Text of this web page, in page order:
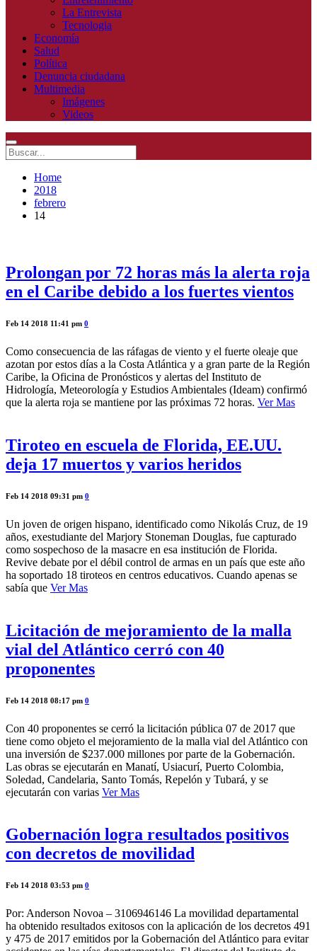
La Entrevista
Tecnologia
Economía
Salud
Política
Denuncia ciudadana
Multimedia
Imágenes
Videos
Home
2018
febrero
14
Prolongan por 72 horas más la alerta roja
en el Caribe debido a los fuertes vientos
Feb 14 2018 11:41 pm 0
Como consecuencia de las ráfagas de viento y el fuerte oleaje que
azotan por estos días a la Costa Atlántica y a gran parte de la Región
Caribe, la Oficina de Pronósticos y alertas del Instituto de
Hidrología, Meteorología y Estudios Ambientales (Ideam) confirmó
que la alerta roja se mantiene por las próximas 72 horas. Ver Mas
Tiroteo en escuela de Florida, EE.UU.
deja 17 muertos y varios heridos
Feb 14 2018 09:31 pm 0
Un joven de origen hispano, identificado como Nikolás Cruz, de 19
años, exestudiante del Marjory Stoneman Douglas, fue capturado
como sospechoso de la masacre en esa institución de Florida.
Revive debate por el débil control de armas en un país que este año
ha soportado 18 tiroteos en centros educativos. Cuando apenas se
sabía que Ver Mas
Licitación de mejoramiento de la malla
vial del Atlántico cerró con 40
proponentes
Feb 14 2018 08:17 pm 0
Con 40 proponentes se cerró la licitación pública 07 de 2017 que
tiene como objeto el mejoramiento de la malla vial del Atlántico con
una inversión de $237.000 millones por parte de la Gobernación.
Las obras se ejecutarán en Manatí, Usiacurí, Puerto Colombia,
Soledad, Candelaria, Santo Tomás, Repelón y Tubará, y se
ejecutarán con varias Ver Mas
Gobernación logra resultados positivos
con decretos de movilidad
Feb 14 2018 03:53 pm 0
Por: Anderson Novoa – 3106946146 La movilidad departamental
ha obtenido resultados exitosos con la aplicación de los decretos 491
y 475 de 2017 emitidos por la Gobernación del Atlántico para evitar